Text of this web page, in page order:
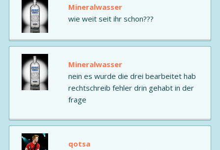
Mineralwasser
wie weit seit ihr schon???
Mineralwasser
nein es wurde die drei bearbeitet hab
rechtschreib fehler drin gehabt in der
frage
qotsa